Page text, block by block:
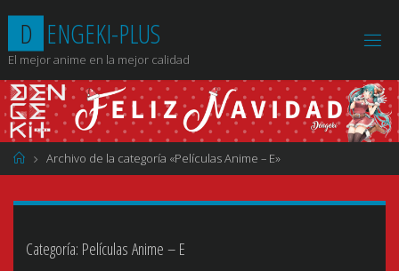
contenido
D ENGEKI-PLUS
El mejor anime en la mejor calidad
Página
de
Archivo de la categoría «Películas Anime – E»
Categoría: Películas Anime – E